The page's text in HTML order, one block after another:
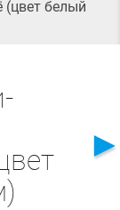
(цвет белый